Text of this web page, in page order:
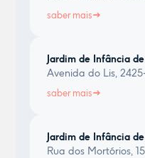
saber mais
Jardim de Infância
Avenida do Lis,
saber mais
Jardim de Infância
Rua dos Mortórios,